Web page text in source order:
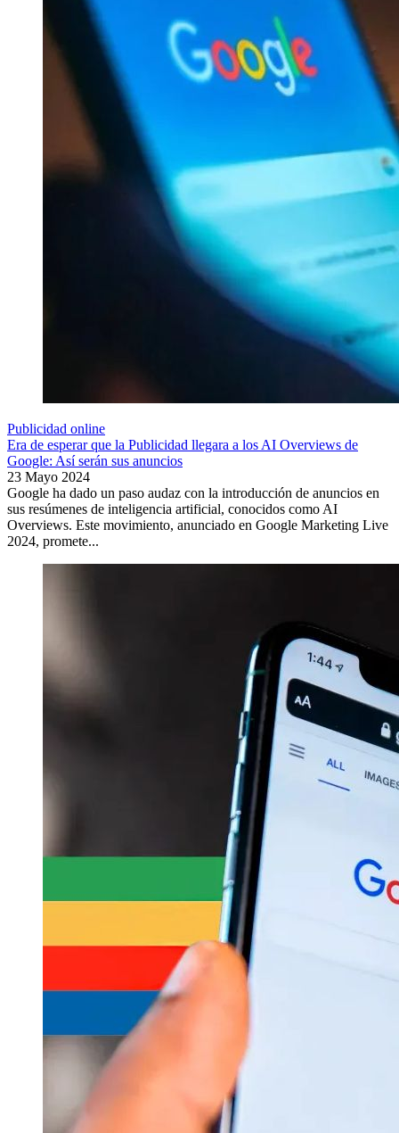
Publicidad online
Era de esperar que la Publicidad llegara a los AI Overviews de
Google: Así serán sus anuncios
23 Mayo 2024
Google ha dado un paso audaz con la introducción de anuncios en
sus resúmenes de inteligencia artificial, conocidos como AI
Overviews. Este movimiento, anunciado en Google Marketing Live
2024, promete...